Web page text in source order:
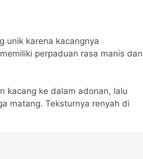
unik karena kacangnya
perpaduan rasa manis dan
kacang ke dalam adonan, lalu
matang. Teksturnya renyah di